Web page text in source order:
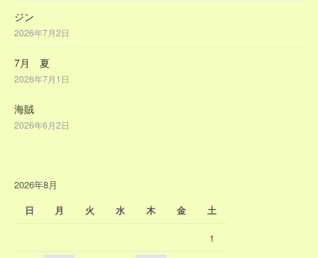
ジン
2026年7月2日
7月 夏
2026年7月1日
海賊
2026年6月2日
2026年8月
日
月 火 水 木 金 土
1